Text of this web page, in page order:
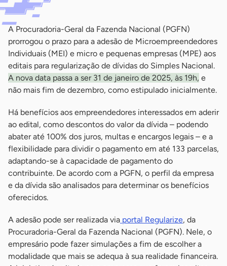
A Procuradoria-Geral da Fazenda Nacional (PGFN)
prorrogou o prazo para a adesão de Microempreendedores
Individuais (MEI) e micro e pequenas empresas (MPE) aos
editais para regularização de dívidas do Simples Nacional.
A nova data passa a ser 31 de janeiro de 2025, às 19h, e
não mais fim de dezembro, como estipulado inicialmente.
Há benefícios aos empreendedores interessados em aderir
ao edital, como descontos do valor da dívida – podendo
abater até 100% dos juros, multas e encargos legais – e a
flexibilidade para dividir o pagamento em até 133 parcelas,
adaptando-se à capacidade de pagamento do
contribuinte. De acordo com a PGFN, o perfil da empresa
e da dívida são analisados para determinar os benefícios
oferecidos.
A adesão pode ser realizada via portal Regularize, da
Procuradoria-Geral da Fazenda Nacional (PGFN). Nele, o
empresário pode fazer simulações a fim de escolher a
modalidade que mais se adequa à sua realidade financeira.